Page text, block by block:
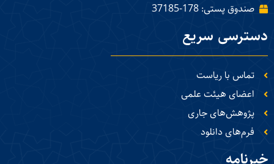
صندوق پستی: 178-37185
دسترسی سریع
تماس با ریاست
اعضای هیئت علمی
پژوهش‌های جاری
فرم‌های دانلود
خبرنامه